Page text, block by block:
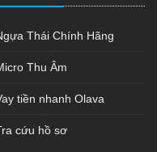
Thái Chính Hãng
Thu Âm
tiền nhanh Olava
cứu hồ sơ